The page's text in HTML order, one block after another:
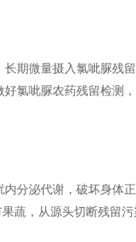
期微量摄入氯呲脲残
氯呲脲农药残留检测
分泌代谢，破坏身体
蔬，从源头切断残留污